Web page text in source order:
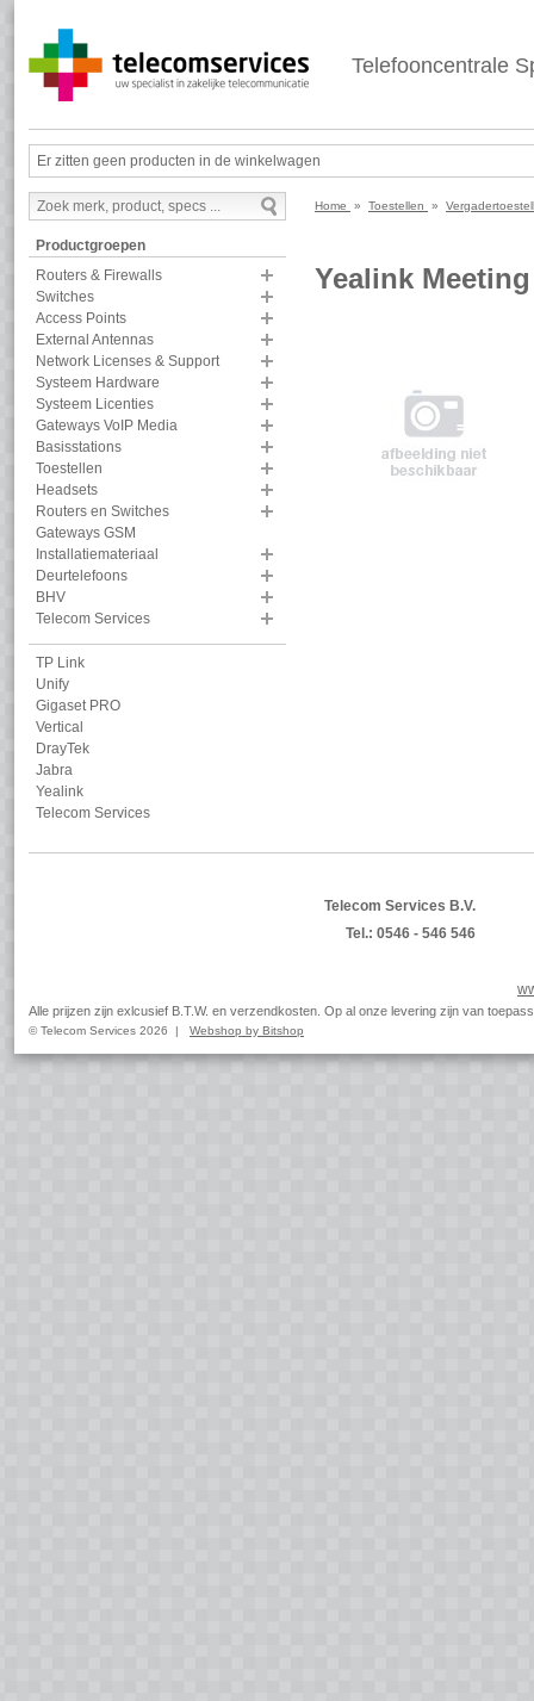
Telefooncentrale
Er zitten geen producten in de winkelwagen
Productgroepen
Routers & Firewalls
Switches
Access Points
External Antennas
Network Licenses & Support
Systeem Hardware
Systeem Licenties
Gateways VoIP Media
Basisstations
Toestellen
Headsets
Routers en Switches
Gateways GSM
Installatiemateriaal
Deurtelefoons
BHV
Telecom Services
TP Link
Unify
Gigaset PRO
Vertical
DrayTek
Jabra
Yealink
Telecom Services
Home » Toestellen »
Yealink
Telecom Services B.V.
Tel.: 0546 - 546 546
Alle prijzen zijn exlcusief B.T.W. en verzendkosten. Op al onze levering zijn van
© Telecom Services 2026 | Webshop by Bitshop